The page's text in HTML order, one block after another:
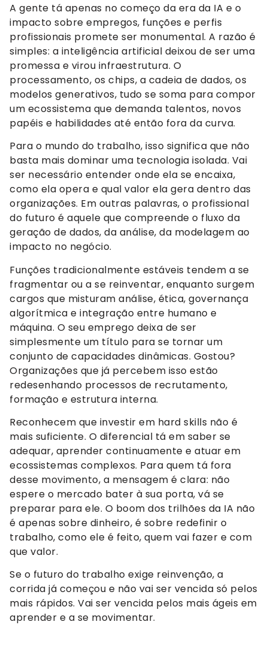
A gente tá apenas no começo da era da IA e o
impacto sobre empregos, funções e perfis
profissionais promete ser monumental. A razão é
simples: a inteligência artificial deixou de ser uma
promessa e virou infraestrutura. O
processamento, os chips, a cadeia de dados, os
modelos generativos, tudo se soma para compor
um ecossistema que demanda talentos, novos
papéis e habilidades até então fora da curva.
Para o mundo do trabalho, isso significa que não
basta mais dominar uma tecnologia isolada. Vai
ser necessário entender onde ela se encaixa,
como ela opera e qual valor ela gera dentro das
organizações. Em outras palavras, o profissional
do futuro é aquele que compreende o fluxo da
geração de dados, da análise, da modelagem ao
impacto no negócio.
Funções tradicionalmente estáveis tendem a se
fragmentar ou a se reinventar, enquanto surgem
cargos que misturam análise, ética, governança
algorítmica e integração entre humano e
máquina. O seu emprego deixa de ser
simplesmente um título para se tornar um
conjunto de capacidades dinâmicas. Gostou?
Organizações que já percebem isso estão
redesenhando processos de recrutamento,
formação e estrutura interna.
Reconhecem que investir em hard skills não é
mais suficiente. O diferencial tá em saber se
adequar, aprender continuamente e atuar em
ecossistemas complexos. Para quem tá fora
desse movimento, a mensagem é clara: não
espere o mercado bater à sua porta, vá se
preparar para ele. O boom dos trilhões da IA não
é apenas sobre dinheiro, é sobre redefinir o
trabalho, como ele é feito, quem vai fazer e com
que valor.
Se o futuro do trabalho exige reinvenção, a
corrida já começou e não vai ser vencida só pelos
mais rápidos. Vai ser vencida pelos mais ágeis em
aprender e a se movimentar.